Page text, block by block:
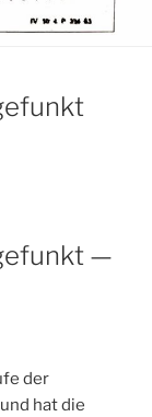
—
der
hat die